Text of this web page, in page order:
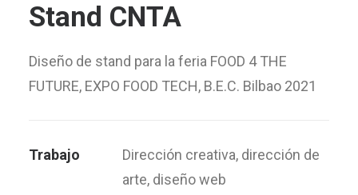
Stand CNTA
Diseño de stand para la feria FOOD 4 THE
FUTURE, EXPO FOOD TECH, B.E.C. Bilbao 2021
Trabajo
Dirección creativa, dirección de
arte, diseño web